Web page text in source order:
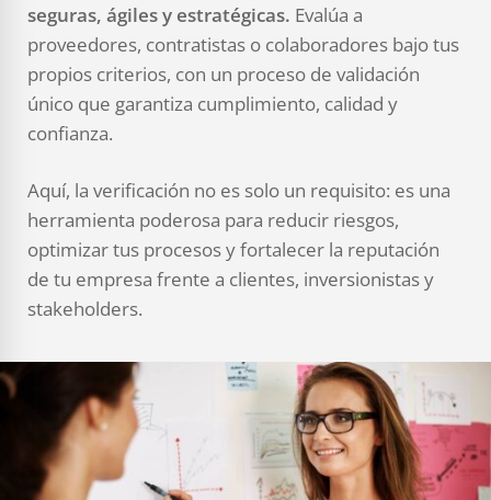
seguras, ágiles y estratégicas. Evalúa a
proveedores, contratistas o colaboradores bajo tus
propios criterios, con un proceso de validación
único que garantiza cumplimiento, calidad y
confianza.
Aquí, la verificación no es solo un requisito: es una
herramienta poderosa para reducir riesgos,
optimizar tus procesos y fortalecer la reputación
de tu empresa frente a clientes, inversionistas y
stakeholders.